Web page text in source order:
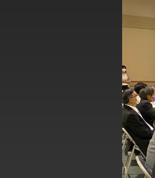
台美貿易協議完成
臺美簽署「對等貿
總統接受「法新社」
外交部長林佳龍於
總統主持「台美經
外交部長林佳龍接
外交部長林佳龍午